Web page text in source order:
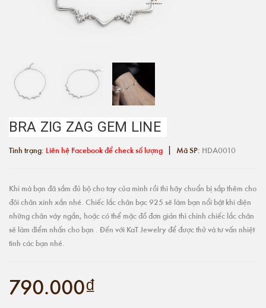
BRA ZIG ZAG GEM LINE
Tình trạng: Liên hệ Facebook để check số lượng | Mã SP: HDA0010
Khi mà bạn đã sắm đủ bộ cho tay của mình rồi thì hãy chuẩn bị sắp thêm cho
đôi chân xinh xắn nhé. Chiếc lắc chân bạc 925 sẽ làm bạn nổi bật khi diện
những chân váy ngắn, hoặc có thể mặc đồ đơn giản thì chính chiếc lắc chân
sẽ làm điểm nhấn cho bạn . Đến với KaT Jewelry để được thử và tư vấn nhiệt
tình các bạn nhé.
790.000₫